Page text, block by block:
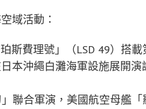
域活動：
斯費理號」（LSD 49）搭
日本沖繩白灘海軍設施展開
聯合軍演，美國航空母艦